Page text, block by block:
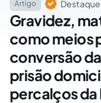
Artigo
Gravidez,
como meios
conversão
prisão
percalços da